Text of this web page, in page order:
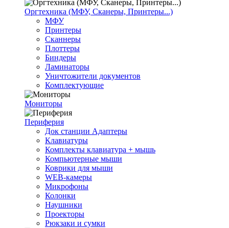
Оргтехника (МФУ, Сканеры, Принтеры...)
МФУ
Принтеры
Сканнеры
Плоттеры
Биндеры
Ламинаторы
Уничтожители документов
Комплектующие
Мониторы
Периферия
Док станции Адаптеры
Клавиатуры
Комплекты клавиатура + мышь
Компьютерные мыши
Коврики для мыши
WEB-камеры
Микрофоны
Колонки
Наушники
Проекторы
Рюкзаки и сумки